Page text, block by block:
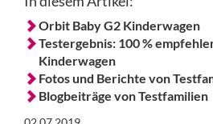
Orbit Baby G2 Kinderwagen
Testergebnis: 100 %
Kinderwagen
Fotos und Berichte von
Blogbeiträge von Testfamilien